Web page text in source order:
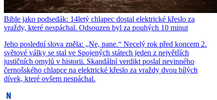
Bible jako podsedák: 14letý chlapec dostal elektrické křeslo za
vraždy, které nespáchal. Odsouzen byl za pouhých 10 minut
Jeho poslední slova zněla: „Ne, pane.“ Necelý rok před koncem 2.
světové války se stal ve Spojených státech jeden z největších
justičních omylů v historii. Skandální verdikt poslal nevinného
černošského chlapce na elektrické křeslo za vraždy dvou bílých
dívek, které ovšem nespáchal.